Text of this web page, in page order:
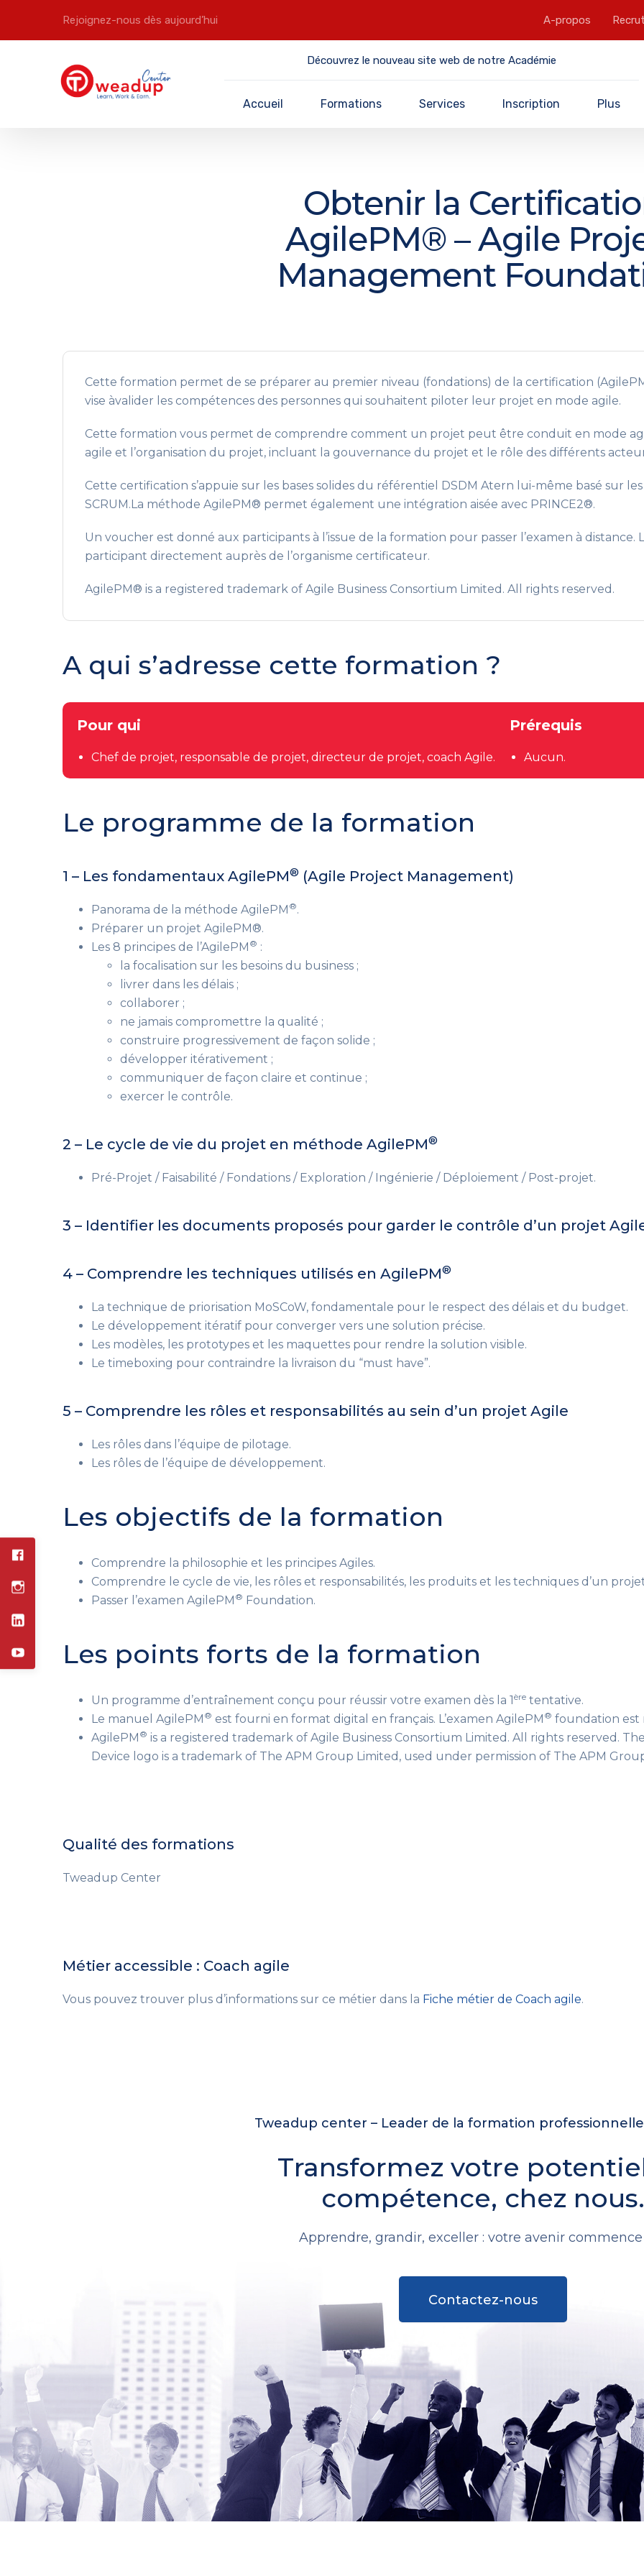
Rejoignez-nous dès aujourd’hui A-propos
Découvrez le nouveau site web de notre Académie
Accueil Formations Services Inscription Plus
Obtenir la
AgilePM® – Agile
Management
Cette formation permet de se préparer au premier niveau (fondations) de la certification
vise àvalider les compétences des personnes qui souhaitent piloter leur projet en mode agile.
Cette formation vous permet de comprendre comment un projet peut être conduit en mode
agile et l’organisation du projet, incluant la gouvernance du projet et le rôle des différents
Cette certification s’appuie sur les bases solides du référentiel DSDM Atern lui-même basé sur
SCRUM.La méthode AgilePM® permet également une intégration aisée avec PRINCE2®.
Un voucher est donné aux participants à l’issue de la formation pour passer l’examen à distance.
participant directement auprès de l’organisme certificateur.
AgilePM® is a registered trademark of Agile Business Consortium Limited. All rights reserved.
A qui s’adresse cette formation ?
Pour qui
Chef de projet, responsable de projet, directeur de projet, coach Agile.
Prérequis
Aucun.
Le programme de la formation
1 – Les fondamentaux AgilePM® (Agile Project Management)
Panorama de la méthode AgilePM ®.
Préparer un projet AgilePM®.
Les 8 principes de l’AgilePM ® :
la focalisation sur les besoins du business ;
livrer dans les délais ;
collaborer ;
ne jamais compromettre la qualité ;
construire progressivement de façon solide ;
développer itérativement ;
communiquer de façon claire et continue ;
exercer le contrôle.
2 – Le cycle de vie du projet en méthode AgilePM®
Pré-Projet / Faisabilité / Fondations / Exploration / Ingénierie / Déploiement / Post-projet.
3 – Identifier les documents proposés pour garder le contrôle d’un projet
4 – Comprendre les techniques utilisés en AgilePM®
La technique de priorisation MoSCoW, fondamentale pour le respect des délais et du budget.
Le développement itératif pour converger vers une solution précise.
Les modèles, les prototypes et les maquettes pour rendre la solution visible.
Le timeboxing pour contraindre la livraison du “must have”.
5 – Comprendre les rôles et responsabilités au sein d’un projet Agile
Les rôles dans l’équipe de pilotage.
Les rôles de l’équipe de développement.
Les objectifs de la formation
Comprendre la philosophie et les principes Agiles.
Comprendre le cycle de vie, les rôles et responsabilités, les produits et les techniques d’un
Passer l’examen AgilePM ® Foundation.
Les points forts de la formation
Un programme d’entraînement conçu pour réussir votre examen dès la 1ère tentative.
Le manuel AgilePM ® est fourni en format digital en français. L’examen AgilePM ® foundation est
AgilePM ® is a registered trademark of Agile Business Consortium Limited. All rights reserved.
Device logo is a trademark of The APM Group Limited, used under permission of The APM
Qualité des formations
Tweadup Center
Métier accessible : Coach agile
Vous pouvez trouver plus d’informations sur ce métier dans la Fiche métier de Coach agile.
Tweadup center – Leader de la formation
Transformez votre
compétence, chez nous.
Apprendre, grandir, exceller : votre avenir commence
Contactez-nous